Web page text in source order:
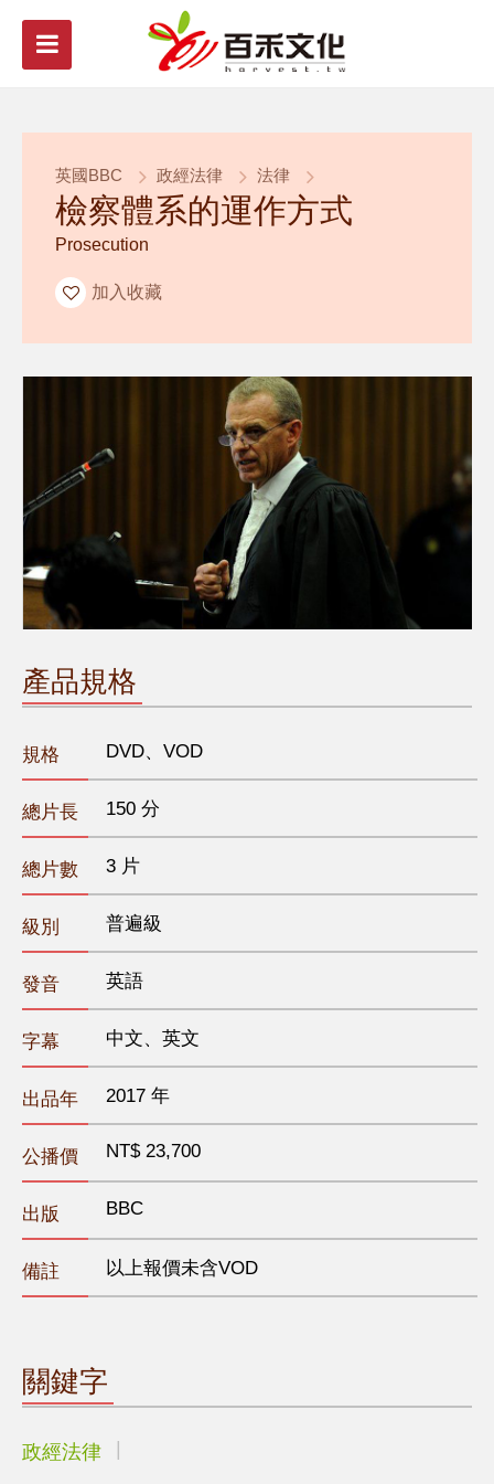
英國BBC 政經法律 法律
檢察體系的運作方式
Prosecution
加入收藏
產品規格
規格 DVD、VOD
總片長 150 分
總片數 3 片
級別 普遍級
發音 英語
字幕 中文、英文
出品年 2017 年
公播價 NT$ 23,700
出版 BBC
備註 以上報價未含VOD
關鍵字
政經法律